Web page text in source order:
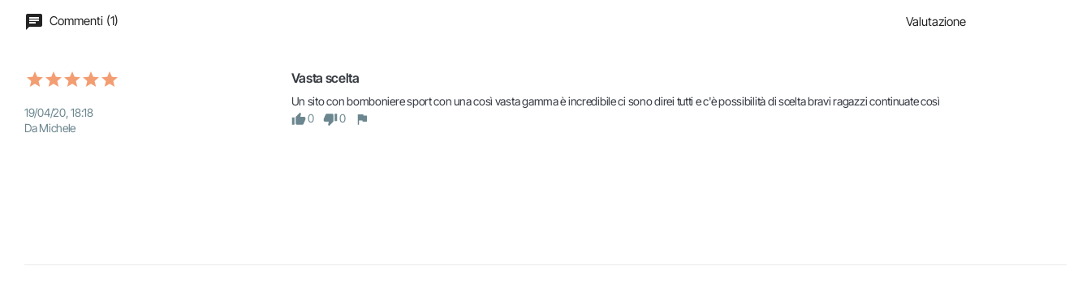
Commenti (1) Valutazione
19/04/20, 18:18
Da Michele
Vasta scelta
Un sito con bomboniere sport con una così vasta gamma è incredibile ci sono direi tutti e c'è possibilità di scelta bravi ragazzi continuate così
0
0